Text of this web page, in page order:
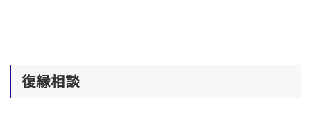
復縁相談